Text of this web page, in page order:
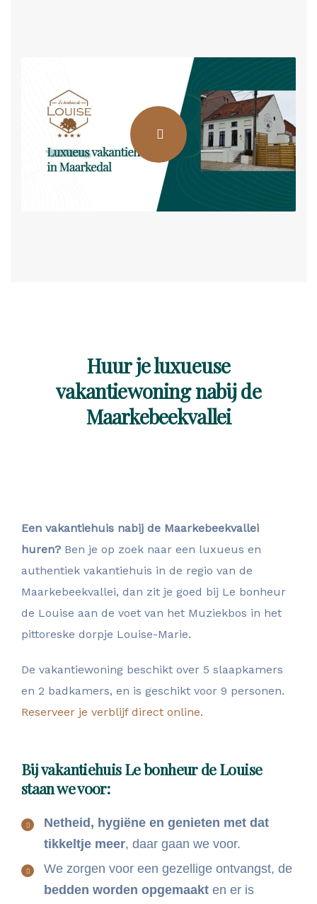
Huur je luxueuse
vakantiewoning nabij de
Maarkebeekvallei
Een vakantiehuis nabij de Maarkebeekvallei
huren? Ben je op zoek naar een luxueus en
authentiek vakantiehuis in de regio van de
Maarkebeekvallei, dan zit je goed bij Le bonheur
de Louise aan de voet van het Muziekbos in het
pittoreske dorpje Louise-Marie.
De vakantiewoning beschikt over 5 slaapkamers
en 2 badkamers, en is geschikt voor 9 personen.
Reserveer je verblijf direct online.
Bij vakantiehuis Le bonheur de Louise
staan we voor:
Netheid, hygiëne en genieten met dat
tikkeltje meer, daar gaan we voor.
We zorgen voor een gezellige ontvangst, de
bedden worden opgemaakt en er is